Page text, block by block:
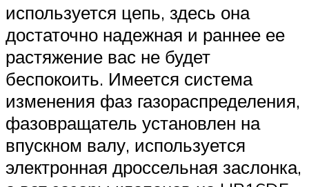
используется цепь, здесь она
достаточно надежная и раннее ее
растяжение вас не будет
беспокоить. Имеется система
изменения фаз газораспределения,
фазовращатель установлен на
впускном валу, используется
электронная дроссельная заслонка,